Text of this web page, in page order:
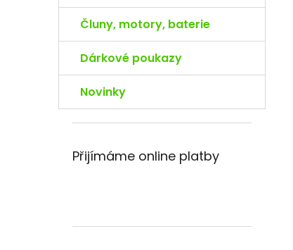
Čluny, motory, baterie
Dárkové poukazy
Novinky
Přijímáme online platby